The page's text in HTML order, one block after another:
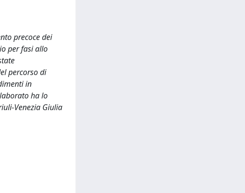
precoce dei
per fasi allo
percorso di
in
ha lo
Venezia Giulia